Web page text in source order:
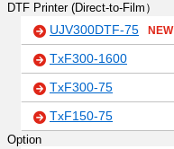
DTF Printer (Direct-to-Film）
UJV300DTF-75 NEW
TxF300-1600
TxF300-75
TxF150-75
Option